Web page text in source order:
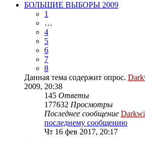
БОЛЬШИЕ ВЫБОРЫ 2009
1
…
4
5
6
7
8
Данная тема содержит опрос.
2009, 20:38
145 Ответы
177632 Просмотры
Последнее сообщение
последнему сообщению
Чт 16 фев 2017, 20:17